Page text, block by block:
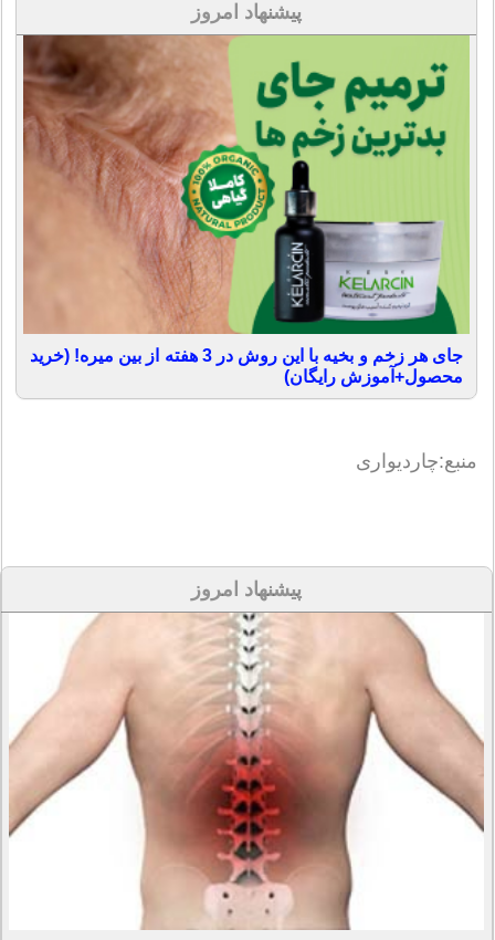
پیشنهاد امروز
جای هر زخم و بخیه با این روش در 3 هفته از بین میره! (خرید
محصول+آموزش رایگان)
منبع:چاردیواری
پیشنهاد امروز